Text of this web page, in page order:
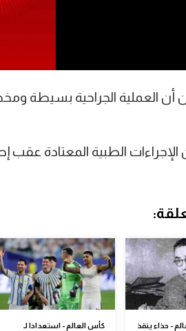
أن العملية الجراحية بسيطة
الطبية المعتادة عقب
- حذاء ينقذ
كأس العالم - استعدادا لـ